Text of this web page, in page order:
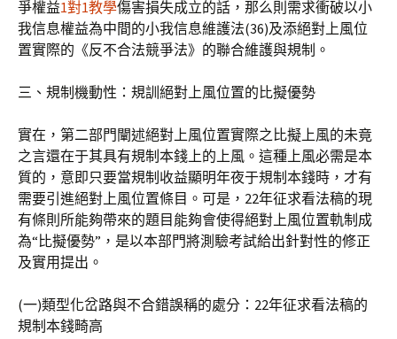
爭權益1對1教學傷害損失成立的話，那么則需求衝破以小
我信息權益為中間的小我信息維護法(36)及添絕對上風位
置實際的《反不合法競爭法》的聯合維護與規制。
三、規制機動性：規訓絕對上風位置的比擬優勢
實在，第二部門闡述絕對上風位置實際之比擬上風的未竟
之言還在于其具有規制本錢上的上風。這種上風必需是本
質的，意即只要當規制收益顯明年夜于規制本錢時，才有
需要引進絕對上風位置條目。可是，22年征求看法稿的現
有條則所能夠帶來的題目能夠會使得絕對上風位置軌制成
為“比擬優勢”，是以本部門將測驗考試給出針對性的修正
及實用提出。
(一)類型化岔路與不合錯誤稱的處分：22年征求看法稿的
規制本錢畸高